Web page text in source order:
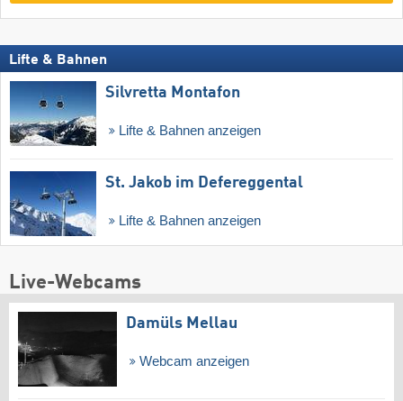
Lifte & Bahnen
Silvretta Montafon
Lifte & Bahnen anzeigen
St. Jakob im Defereggental
Lifte & Bahnen anzeigen
Live-Webcams
Damüls Mellau
Webcam anzeigen